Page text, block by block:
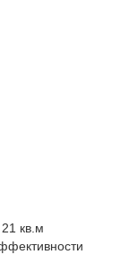
кв.м